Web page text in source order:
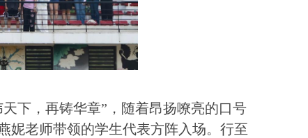
下，再铸华章”，随着昂扬嘹亮的口号
妮老师带领的学生代表方阵入场。行至